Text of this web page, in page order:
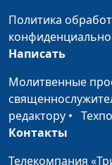
Божьи чудеса?
История одного
Почему Бог
(вторая часть)
Политика
Написать
Молитвенные
редактору •
Контакты
Телекомпания